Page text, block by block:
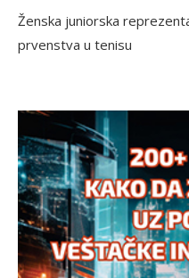
Ženska juniorska
prvenstva u tenisu